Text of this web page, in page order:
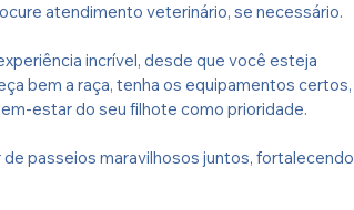
atendimento veterinário, se necessário.
incrível, desde que você esteja
bem a raça, tenha os equipamentos certos,
estar do seu filhote como prioridade.
passeios maravilhosos juntos, fortalecendo